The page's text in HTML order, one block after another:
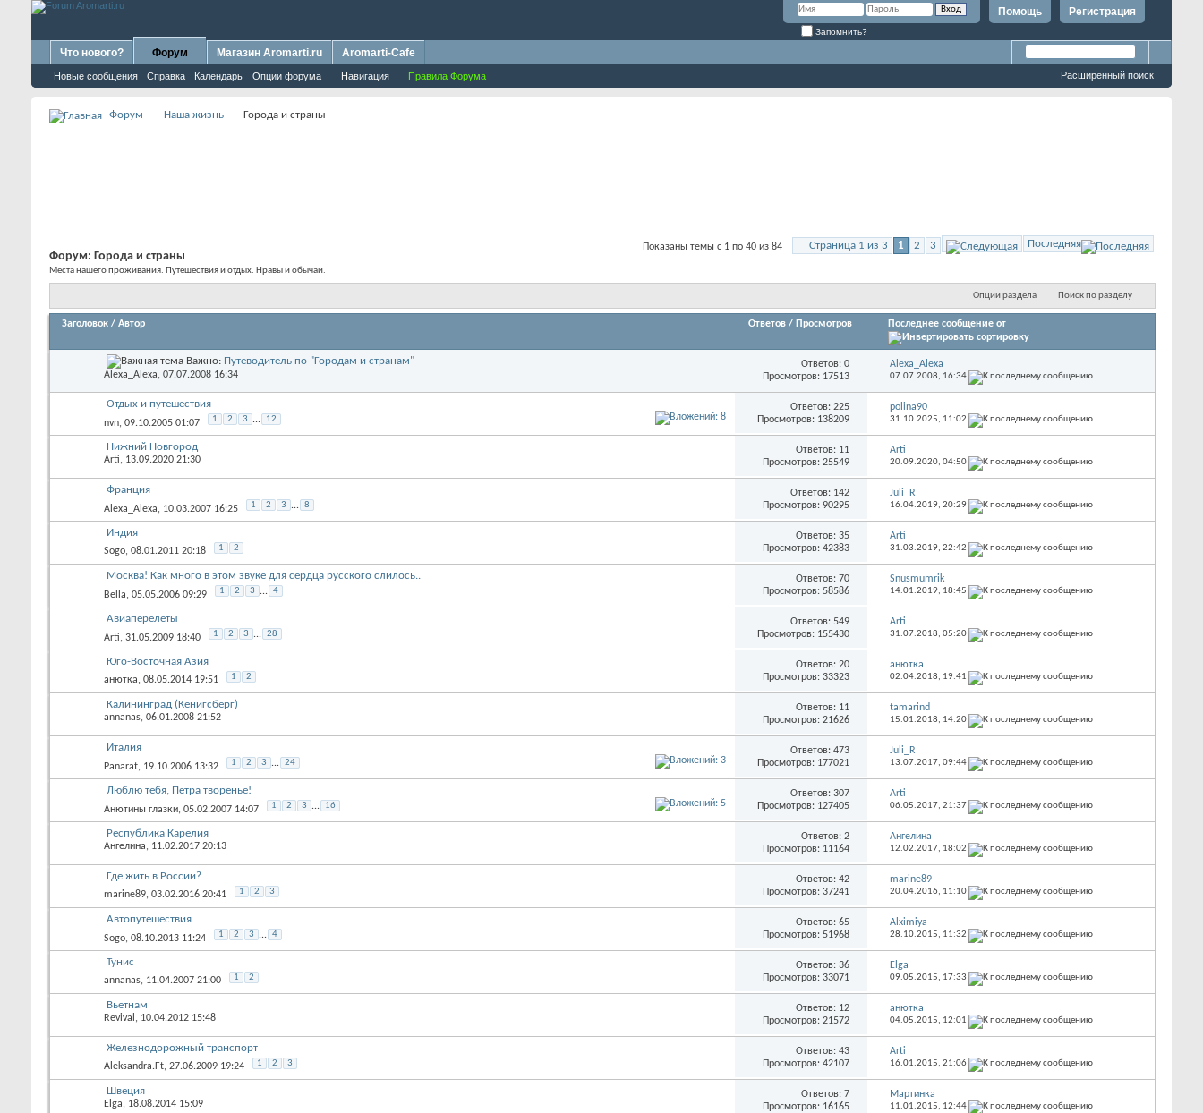
Регистрация
Помощь
Запомнить?
Что нового? Форум
Новые сообщения Справка Календарь Опции форума Навигация Правила Форума
Магазин Aromarti.ru Aromarti-Cafe
Расширенный поиск
Форум Наша жизнь Города и страны
Страница 1 из 3 1 2 3 Последняя
Показаны темы с 1 по 40 из 84
Форум: Города и страны
Места нашего проживания. Путешествия и отдых. Нравы и обычаи.
Опции раздела Поиск по разделу
Заголовок / Автор Ответов / Просмотров Последнее сообщение от
Важно: Путеводитель по "Городам и странам"
Alexa_Alexa, 07.07.2008 16:34
Ответов: 0
Просмотров: 17513
Alexa_Alexa
07.07.2008, 16:34
Отдых и путешествия
nvn, 09.10.2005 01:07 1 2 3 ... 12
Ответов: 225
Просмотров: 138209
polina90
31.10.2025, 11:02
Нижний Новгород
Arti, 13.09.2020 21:30
Ответов: 11
Просмотров: 25549
Arti
20.09.2020, 04:50
Франция
Alexa_Alexa, 10.03.2007 16:25 1 2 3 ... 8
Ответов: 142
Просмотров: 90295
Juli_R
16.04.2019, 20:29
Индия
Sogo, 08.01.2011 20:18 1 2
Ответов: 35
Просмотров: 42383
Arti
31.03.2019, 22:42
Москва! Как много в этом звуке для сердца русского слилось..
Bella, 05.05.2006 09:29 1 2 3 ... 4
Ответов: 70
Просмотров: 58586
Snusmumrik
14.01.2019, 18:45
Авиаперелеты
Arti, 31.05.2009 18:40 1 2 3 ... 28
Ответов: 549
Просмотров: 155430
Arti
31.07.2018, 05:20
Юго-Восточная Азия
анютка, 08.05.2014 19:51 1 2
Ответов: 20
Просмотров: 33323
анютка
02.04.2018, 19:41
Калининград (Кенигсберг)
annanas, 06.01.2008 21:52
Ответов: 11
Просмотров: 21626
tamarind
15.01.2018, 14:20
Италия
Panarat, 19.10.2006 13:32 1 2 3 ... 24
Ответов: 473
Просмотров: 177021
Juli_R
13.07.2017, 09:44
Люблю тебя, Петра творенье!
Анютины глазки, 05.02.2007 14:07 1 2 3 ... 16
Ответов: 307
Просмотров: 127405
Arti
06.05.2017, 21:37
Республика Карелия
Ангелина, 11.02.2017 20:13
Ответов: 2
Просмотров: 11164
Ангелина
12.02.2017, 18:02
Где жить в России?
marine89, 03.02.2016 20:41 1 2 3
Ответов: 42
Просмотров: 37241
marine89
20.04.2016, 11:10
Автопутешествия
Sogo, 08.10.2013 11:24 1 2 3 ... 4
Ответов: 65
Просмотров: 51968
Alximiya
28.10.2015, 11:32
Тунис
annanas, 11.04.2007 21:00 1 2
Ответов: 36
Просмотров: 33071
Elga
09.05.2015, 17:33
Вьетнам
Revival , 10.04.2012 15:48
Ответов: 12
Просмотров: 21572
анютка
04.05.2015, 12:01
Железнодорожный транспорт
Aleksandra.Ft, 27.06.2009 19:24 1 2 3
Ответов: 43
Просмотров: 42107
Arti
16.01.2015, 21:06
Швеция
Elga, 18.08.2014 15:09
Ответов: 7
Просмотров: 16165
Мартинка
11.01.2015, 12:44